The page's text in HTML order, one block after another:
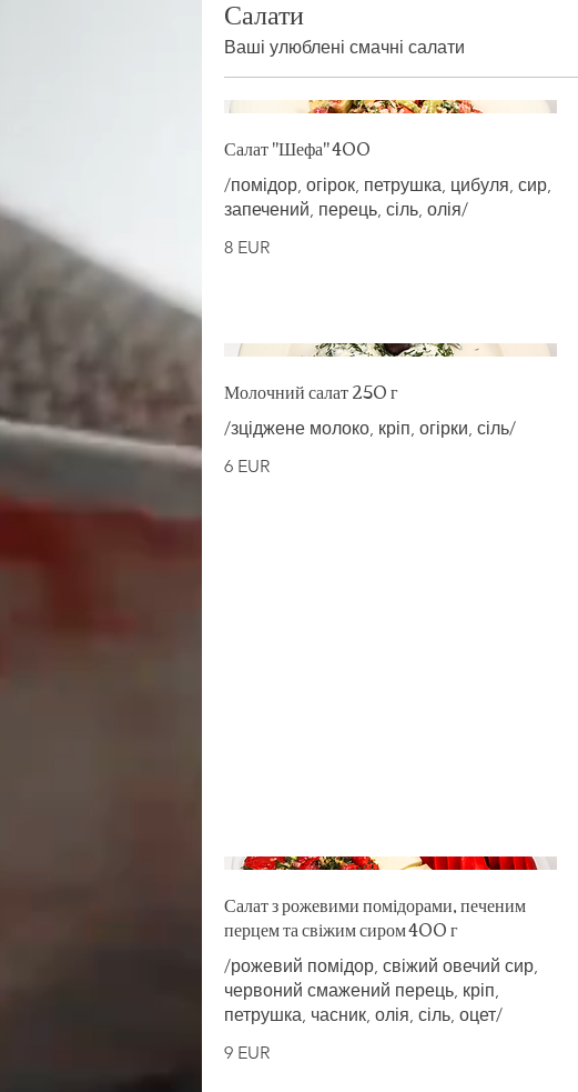
Салати
Ваші улюблені смачні салати
Салат "Шефа" 400
/помідор, огірок, петрушка, цибуля, сир,
запечений, перець, сіль, олія/
8 EUR
Молочний салат 250 г
/зціджене молоко, кріп, огірки, сіль/
6 EUR
Салат з рожевими помідорами, печеним
перцем та свіжим сиром 400 г
/рожевий помідор, свіжий овечий сир,
червоний смажений перець, кріп,
петрушка, часник, олія, сіль, оцет/
9 EUR